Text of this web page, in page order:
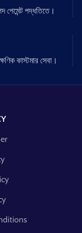
পেমেন্ট পদ্ধতিতে।
কাস্টমার সেবা।